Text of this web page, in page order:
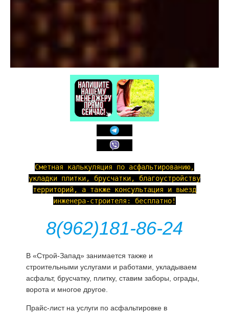
Сметная калькуляция по асфальтированию,
укладки плитки, брусчатки, благоустройству
территорий, а также консультация и выезд
инженера-строителя: бесплатно!
8(962)181-86-24
В «Строй-Запад» занимается также и
строительными услугами и работами, укладываем
асфальт, брусчатку, плитку, ставим заборы, ограды,
ворота и многое другое.
Прайс-лист на услуги по асфальтировке в